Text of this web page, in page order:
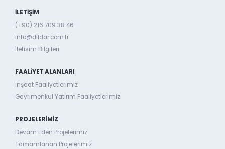
İLETİŞİM
(+90) 216 709 38 46
info@dildar.com.tr
İletisim Bilgileri
FAALIYET ALANLARI
İnşaat Faaliyetlerimiz
Gayrimenkul Yatırım Faaliyetlerimiz
PROJELERIMIZ
Devam Eden Projelerimiz
Tamamlanan Projelerimiz